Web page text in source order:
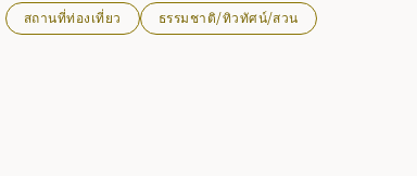
สถานที่ท่องเที่ยว ธรรมชาติ/ทิวทัศน์/สวน